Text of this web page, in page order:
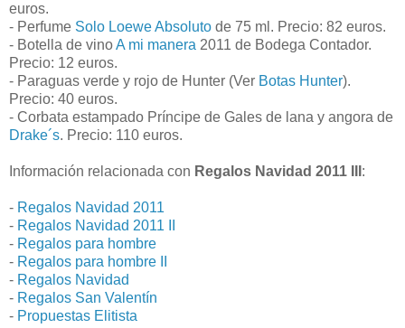
euros.
- Perfume Solo Loewe Absoluto de 75 ml. Precio: 82 euros.
- Botella de vinoA mi manera 2011 de Bodega Contador.
Precio: 12 euros.
- Paraguas verde y rojo de Hunter (Ver Botas Hunter).
Precio: 40 euros.
- Corbata estampado Príncipe de Gales de lana y angora de
Drake´s. Precio: 110 euros.
Información relacionada con Regalos Navidad 2011 III :
- Regalos Navidad 2011
- Regalos Navidad 2011 II
- Regalos para hombre
- Regalos para hombre II
- Regalos Navidad
- Regalos San Valentín
- Propuestas Elitista